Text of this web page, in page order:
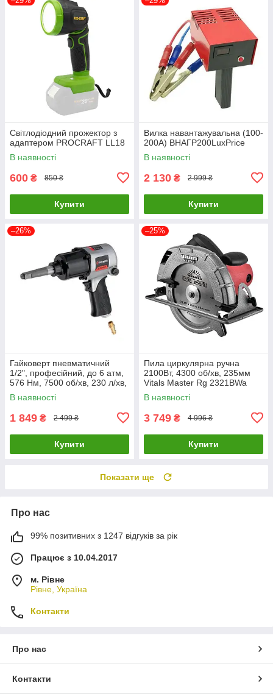
Світлодіодний прожектор з
адаптером PROCRAFT LL18
В наявності
600 ₴ 850 ₴
Купити
Вилка навантажувальна (100-
200А) ВНАГР200LuxPrice
В наявності
2 130 ₴ 2 999 ₴
Купити
–26%
Гайковерт пневматичний
1/2", професійний, до 6 атм,
576 Нм, 7500 об/хв, 230 л/хв,
STORM INTERTOOL PT-1103
В наявності
1 849 ₴ 2 499 ₴
Купити
–25%
Пила циркулярна ручна
2100Вт, 4300 об/хв, 235мм
Vitals Master Rg 2321BWa
52096
В наявності
3 749 ₴ 4 996 ₴
Купити
Показати ще
Про нас
99% позитивних з 1247 відгуків за рік
Працює з 10.04.2017
м. Рівне
Рівне, Україна
Контакти
Про нас
Контакти